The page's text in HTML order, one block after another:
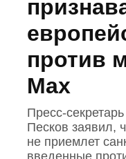
против
Max
Песков заявил,
не приемлет